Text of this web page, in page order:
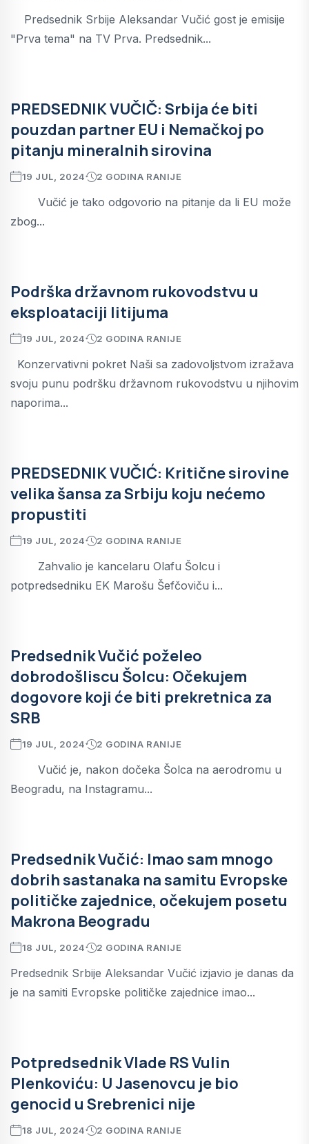
Predsednik Srbije Aleksandar Vučić gost je emisije
"Prva tema" na TV Prva. Predsednik...
PREDSEDNIK VUČIČ: Srbija će biti
pouzdan partner EU i Nemačkoj po
pitanju mineralnih sirovina
19 JUL, 2024 2 GODINA RANIJE
Vučić je tako odgovorio na pitanje da li EU može
zbog...
Podrška državnom rukovodstvu u
eksploataciji litijuma
19 JUL, 2024 2 GODINA RANIJE
Konzervativni pokret Naši sa zadovoljstvom izražava
svoju punu podršku državnom rukovodstvu u njihovim
naporima...
PREDSEDNIK VUČIĆ: Kritične sirovine
velika šansa za Srbiju koju nećemo
propustiti
19 JUL, 2024 2 GODINA RANIJE
Zahvalio je kancelaru Olafu Šolcu i
potpredsedniku EK Marošu Šefčoviču i...
Predsednik Vučić poželeo
dobrodošliscu Šolcu: Očekujem
dogovore koji će biti prekretnica za
SRB
19 JUL, 2024 2 GODINA RANIJE
Vučić je, nakon dočeka Šolca na aerodromu u
Beogradu, na Instagramu...
Predsednik Vučić: Imao sam mnogo
dobrih sastanaka na samitu Evropske
političke zajednice, očekujem posetu
Makrona Beogradu
18 JUL, 2024 2 GODINA RANIJE
Predsednik Srbije Aleksandar Vučić izjavio je danas da
je na samiti Evropske političke zajednice imao...
Potpredsednik Vlade RS Vulin
Plenkoviću: U Jasenovcu je bio
genocid u Srebrenici nije
18 JUL, 2024 2 GODINA RANIJE